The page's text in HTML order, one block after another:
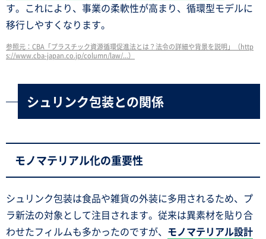
す。これにより、事業の柔軟性が高まり、循環型モデルに
移行しやすくなります。
参照元：CBA「プラスチック資源循環促進法とは？法令の詳細や背景を説明」（http
s://www.cba-japan.co.jp/column/law/...）
シュリンク包装との関係
モノマテリアル化の重要性
シュリンク包装は食品や雑貨の外装に多用されるため、プ
ラ新法の対象として注目されます。従来は異素材を貼り合
わせたフィルムも多かったのですが、 モノマテリアル設計